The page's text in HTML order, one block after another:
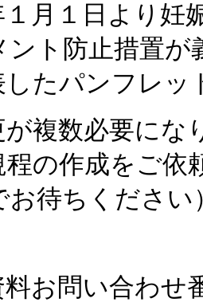
月１日より妊
ント防止措置
したパンフレッ
複数必要にな
程の作成をご
お待ちください
料お問い合わ